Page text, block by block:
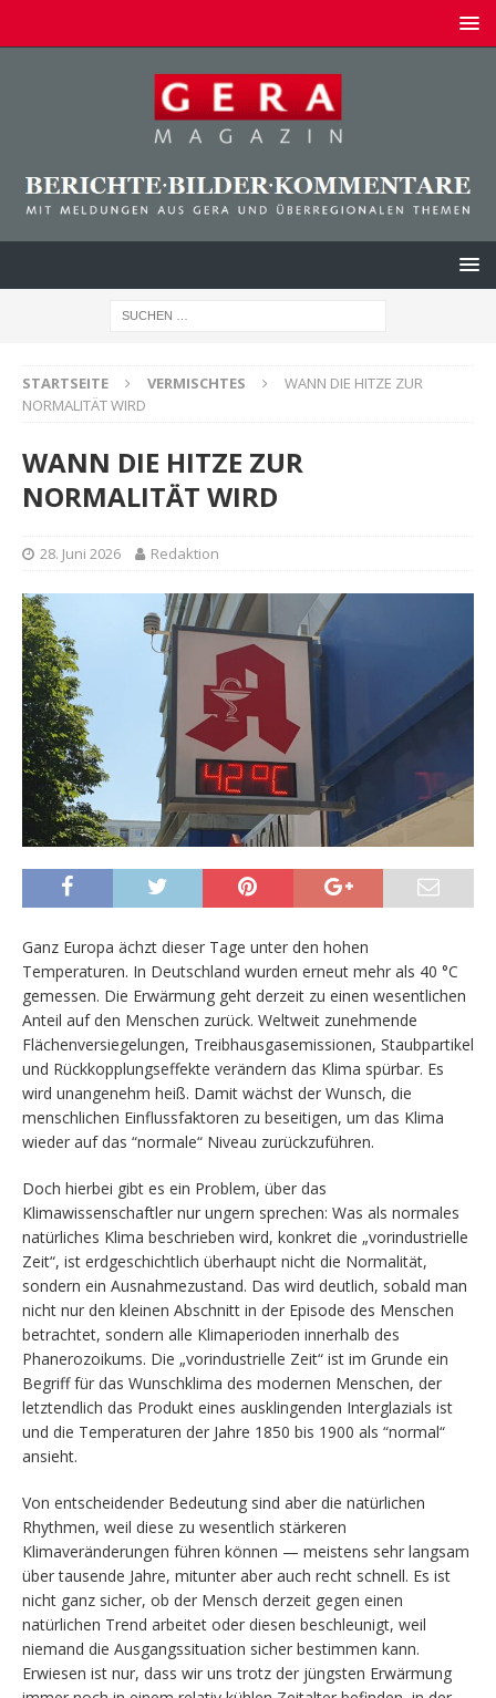
STARTSEITE VERMISCHTES
WANN DIE HITZE ZUR
NORMALITÄT WIRD
WANN DIE HITZE ZUR
NORMALITÄT WIRD
28. Juni 2026 Redaktion
Ganz Europa ächzt dieser Tage unter den hohen
Temperaturen. In Deutschland wurden erneut mehr als 40 °C
gemessen. Die Erwärmung geht derzeit zu einen wesentlichen
Anteil auf den Menschen zurück. Weltweit zunehmende
Flächenversiegelungen, Treibhausgasemissionen, Staubpartikel
und Rückkopplungseffekte verändern das Klima spürbar. Es
wird unangenehm heiß. Damit wächst der Wunsch, die
menschlichen Einflussfaktoren zu beseitigen, um das Klima
wieder auf das “normale“ Niveau zurückzuführen.
Doch hierbei gibt es ein Problem, über das
Klimawissenschaftler nur ungern sprechen: Was als normales
natürliches Klima beschrieben wird, konkret die „vorindustrielle
Zeit“, ist erdgeschichtlich überhaupt nicht die Normalität,
sondern ein Ausnahmezustand. Das wird deutlich, sobald man
nicht nur den kleinen Abschnitt in der Episode des Menschen
betrachtet, sondern alle Klimaperioden innerhalb des
Phanerozoikums. Die „vorindustrielle Zeit“ ist im Grunde ein
Begriff für das Wunschklima des modernen Menschen, der
letztendlich das Produkt eines ausklingenden Interglazials ist
und die Temperaturen der Jahre 1850 bis 1900 als “normal“
ansieht.
Von entscheidender Bedeutung sind aber die natürlichen
Rhythmen, weil diese zu wesentlich stärkeren
Klimaveränderungen führen können — meistens sehr langsam
über tausende Jahre, mitunter aber auch recht schnell. Es ist
nicht ganz sicher, ob der Mensch derzeit gegen einen
natürlichen Trend arbeitet oder diesen beschleunigt, weil
niemand die Ausgangssituation sicher bestimmen kann.
Erwiesen ist nur, dass wir uns trotz der jüngsten Erwärmung